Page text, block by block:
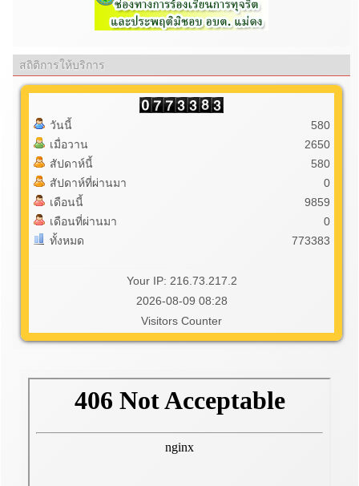
สถิติการให้บริการ
วันนี้
เมื่อวาน
สัปดาห์นี้
สัปดาห์ที่ผ่านมา
เดือนนี้
เดือนที่ผ่านมา
ทั้งหมด
580
2650
580
0
9859
0
773383
Your IP: 216.73.217.2
2026-08-09 08:28
Visitors Counter